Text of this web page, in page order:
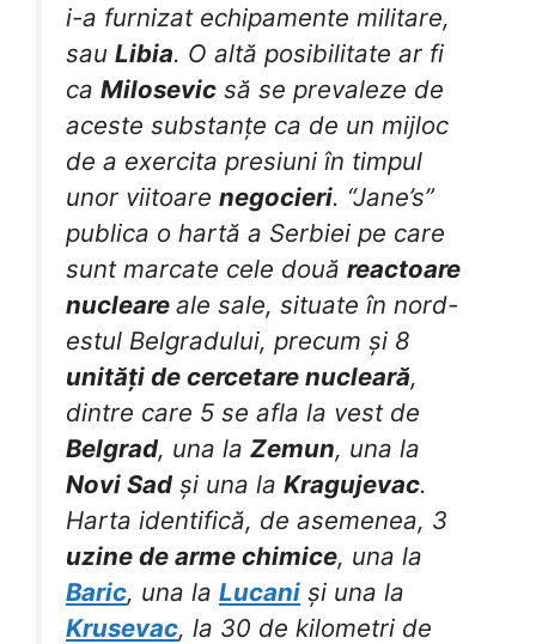
i-a furnizat echipamente militare,
sau Libia. O altă posibilitate ar fi
ca Milosevic să se prevaleze de
aceste substanțe ca de un mijloc
de a exercita presiuni în timpul
unor viitoare negocieri. “Jane’s”
publica o hartă a Serbiei pe care
sunt marcate cele două reactoare
nucleare ale sale, situate în nord-
estul Belgradului, precum și 8
unități de cercetare nucleară,
dintre care 5 se afla la vest de
Belgrad, una la Zemun, una la
Novi Sadși una la Kragujevac.
Harta identifică, de asemenea, 3
uzine de arme chimice, una la
Baric, una la Lucani și una la
Krusevac, la 30 de kilometri de